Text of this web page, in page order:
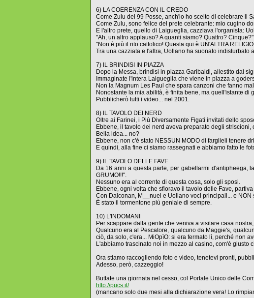
6) LA COERENZA CON IL CREDO
Come Zulu dei 99 Posse, anch'io ho scelto di celebrare il
Come Zulu, sono felice del prete celebrante: mio cugino
E l'altro prete, quello di Laigueglia, cazziava l'organista:
"Ah, un altro applauso? A quanti siamo? Quattro? Cinque?"
"Non è più il rito cattolico! Questa qui è UN'ALTRA
Tra una cazziata e l'altra, Uollano ha suonato
7) IL BRINDISI IN PIAZZA
Dopo la Messa, brindisi in piazza Garibaldi, allestito dal
Immaginate l'intera Laigueglia che viene in piazza a
Non la Magnum Les Paul che spara canzoni che fanno
Nonostante la mia abilità, è finita bene, ma quell'istante
Pubblicherò tutti i video... nel 2001.
8) IL TAVOLO DEI NERD
Oltre ai Farinei, i Più Diversamente Figati invitati dello
Ebbene, il tavolo dei nerd aveva preparato degli striscioni,
Bella idea... no?
Ebbene, non c'è stato NESSUN MODO di farglieli tenere
E quindi, alla fine ci siamo rassegnati e abbiamo fatto le
9) IL TAVOLO DELLE FAVE
Da 16 anni a questa parte, per gabellarmi d'antipheega,
GRUMO!!!".
Nessuno era al corrente di questa cosa, solo gli sposi.
Ebbene, ogni volta che sfioravo il tavolo delle Fave,
Con Daiconan, M__nuel e Uollano voci principali... e NON
È stato il tormentone più geniale di sempre.
10) L'INDOMANI
Per scappare dalla gente che veniva a visitare casa
Qualcuno era al Pescatore, qualcuno da Maggie's,
ciò, da solo, c'era... MiOpìO: si era fermato lì, perché non
L'abbiamo trascinato noi in mezzo al casino, com'è giusto
Ora stiamo raccogliendo foto e video, tenetevi pronti,
Adesso, però, cazzeggio!
Buttate una giornata nel cesso, col Portale Unico delle
http://pucs.it/
(mancano solo due mesi alla dichiarazione vera! Lo